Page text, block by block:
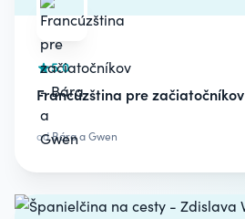
5.0
Francúzština pre začiatočníkov
odBára a Gwen